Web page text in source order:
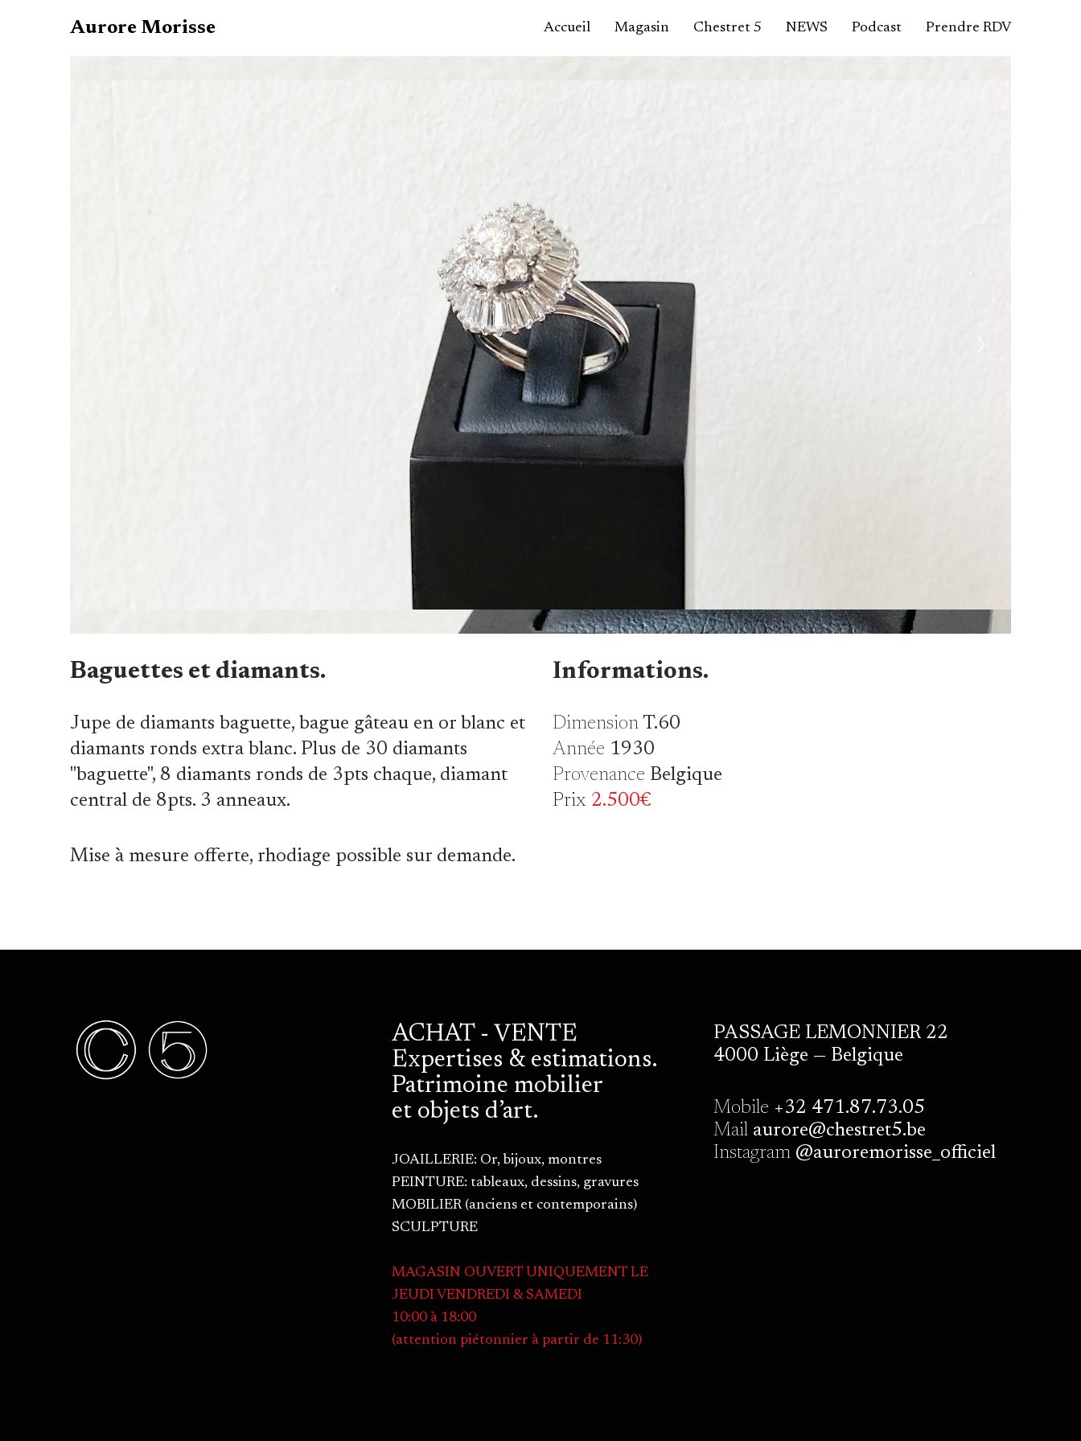
Aurore Morisse Accueil Magasin Chestret 5 NEWS Podcast Prendre RDV
Baguettes et diamants.
Jupe de diamants baguette, bague gâteau en or blanc et
diamants ronds extra blanc. Plus de 30 diamants
"baguette", 8 diamants ronds de 3pts chaque, diamant
central de 8pts. 3 anneaux.
Mise à mesure offerte, rhodiage possible sur demande.
Informations.
DimensionT.60
Année 1930
Provenance Belgique
Prix 2.500€
ACHAT - VENTE
Expertises & estimations.
Patrimoine mobilier
et objets d’art.
JOAILLERIE: Or, bijoux, montres
PEINTURE: tableaux, dessins, gravures
MOBILIER (anciens et contemporains)
SCULPTURE
MAGASIN OUVERT UNIQUEMENT LE
JEUDI VENDREDI & SAMEDI
10:00 à 18:00
(attention piétonnier à partir de 11:30)
PASSAGE LEMONNIER 22
4000 Liège — Belgique
Mobile +32 471.87.73.05
Mailaurore@chestret5.be
Instagram@auroremorisse_officiel